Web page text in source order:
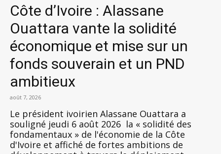
Côte d’Ivoire : Alassane
Ouattara vante la solidité
économique et mise sur un
fonds souverain et un PND
ambitieux
août 7, 2026
Le président ivoirien Alassane Ouattara a
souligné jeudi 6 août 2026 la « solidité des
fondamentaux » de l'économie de la Côte
d'Ivoire et affiché de fortes ambitions de